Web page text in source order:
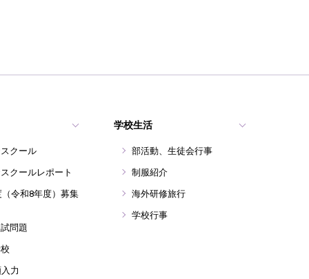
クール
クールレポート
（令和8年度）募集
問題
力
学校生活
部活動、生徒会行事
制服紹介
海外研修旅行
学校行事